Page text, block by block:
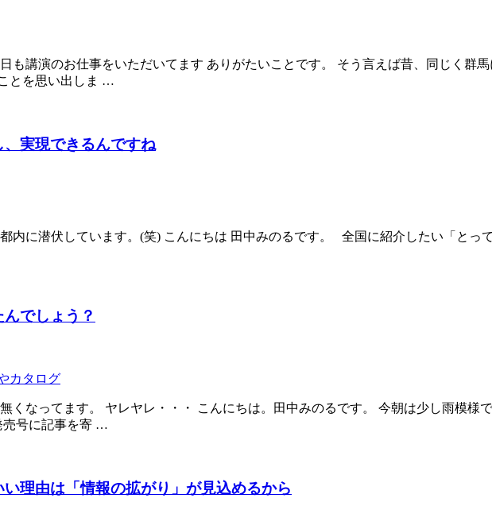
も講演のお仕事をいただいてます ありがたいことです。 そう言えば昔、同じく群
とを思い出しま …
実現できるんですね
内に潜伏しています。(笑) こんにちは 田中みのるです。 全国に紹介したい「とっ
でしょう？
くなってます。 ヤレヤレ・・・ こんにちは。田中みのるです。 今朝は少し雨模様
売号に記事を寄 …
理由は「情報の拡がり」が見込めるから